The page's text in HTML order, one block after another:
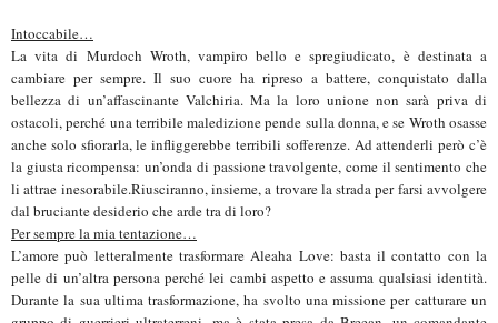
Intoccabile…
La vita di Murdoch Wroth, vampiro bello e spregiudicato, è destinata a
cambiare per sempre. Il suo cuore ha ripreso a battere, conquistato dalla
bellezza di un’affascinante Valchiria. Ma la loro unione non sarà priva di
ostacoli, perché una terribile maledizione pende sulla donna, e se Wroth osasse
anche solo sfiorarla, le infliggerebbe terribili sofferenze. Ad attenderli però c’è
la giusta ricompensa: un’onda di passione travolgente, come il sentimento che
li attrae inesorabile.Riusciranno, insieme, a trovare la strada per farsi avvolgere
dal bruciante desiderio che arde tra di loro?
Per sempre la mia tentazione…
L’amore può letteralmente trasformare Aleaha Love: basta il contatto con la
pelle di un’altra persona perché lei cambi aspetto e assuma qualsiasi identità.
Durante la sua ultima trasformazione, ha svolto una missione per catturare un